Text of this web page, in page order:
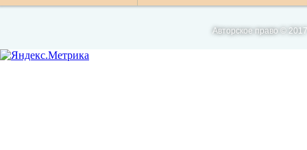
Авторское право ©